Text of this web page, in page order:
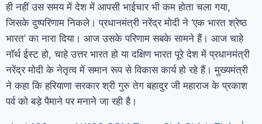
ही नहीं उस समय में देश में आपसी भाईचार भी कम होता चला गया,
जिसके दुष्परिणाम निकले। प्रधानमंत्री नरेंद्र मोदी ने ‘एक भारत श्रेष्ठ
भारत’ का नारा दिया। आज उसके परिणाम सबके सामने हैं। आज चाहे
नॉर्थ ईस्ट हो, चाहे उत्तर भारत हो या दक्षिण भारत पूरे देश में प्रधानमंत्री
नरेंद्र मोदी के नेतृत्व में समान रूप से विकास कार्य हो रहे हैं। मुख्यमंत्री
ने कहा कि हरियाणा सरकार श्री गुरु तेग बहादुर जी महाराज के प्रकाश
पर्व को बड़े पैमाने पर मनाने जा रही है।